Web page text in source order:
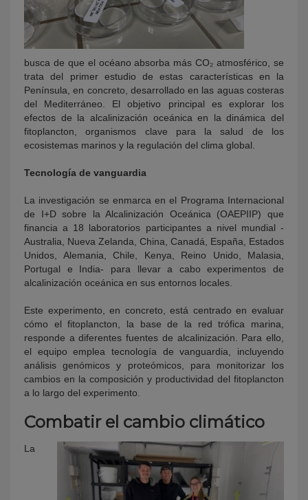
busca de que el océano absorba más CO₂ atmosférico, se
trata del primer estudio de estas características en la
Península, en concreto, desarrollado en las aguas costeras
del Mediterráneo. El objetivo principal es explorar los
efectos de la alcalinización oceánica en la dinámica del
fitoplancton, organismos clave para la salud de los
ecosistemas marinos y la regulación del clima global.
Tecnología de vanguardia
La investigación se enmarca en el Programa Internacional
de I+D sobre la Alcalinización Oceánica (OAEPIIP) que
financia a 18 laboratorios participantes a nivel mundial -
Australia, Nueva Zelanda, China, Canadá, España, Estados
Unidos, Alemania, Chile, Kenya, Reino Unido, Malasia,
Portugal e India- para llevar a cabo experimentos de
alcalinización oceánica en sus entornos locales.
Este experimento, en concreto, está centrado en evaluar
cómo el fitoplancton, la base de la red trófica marina,
responde a diferentes fuentes de alcalinización. Para ello,
el equipo emplea tecnología de vanguardia, incluyendo
análisis genómicos y proteómicos, para monitorizar los
cambios en la composición y productividad del fitoplancton
a lo largo del experimento.
Combatir el cambio climático
La